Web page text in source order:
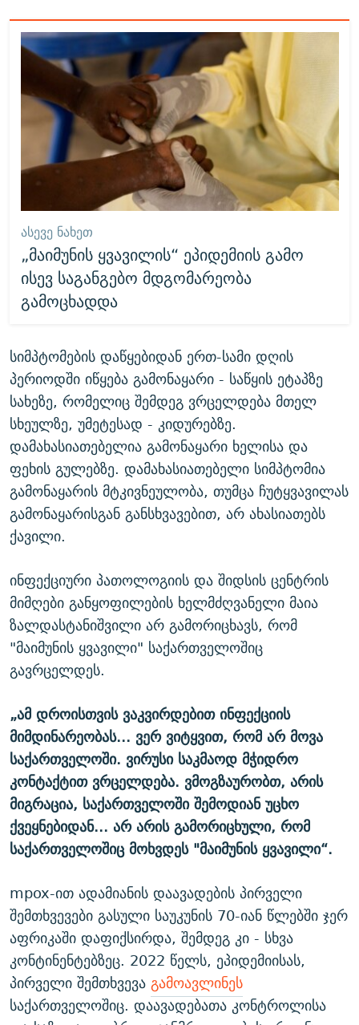
ᲐᲡᲔᲕᲔ ᲜᲐᲮᲔᲗ
„მაიმუნის ყვავილის“ ეპიდემიის გამო
ისევ საგანგებო მდგომარეობა
გამოცხადდა
სიმპტომების დაწყებიდან ერთ-სამი დღის
პერიოდში იწყება გამონაყარი - საწყის ეტაპზე
სახეზე, რომელიც შემდეგ ვრცელდება მთელ
სხეულზე, უმეტესად - კიდურებზე.
დამახასიათებელია გამონაყარი ხელისა და
ფეხის გულებზე. დამახასიათებელი სიმპტომია
გამონაყარის მტკივნეულობა, თუმცა ჩუტყვავილას
გამონაყარისგან განსხვავებით, არ ახასიათებს
ქავილი.
ინფექციური პათოლოგიის და შიდსის ცენტრის
მიმღები განყოფილების ხელმძღვანელი მაია
ზალდასტანიშვილი არ გამორიცხავს, რომ
"მაიმუნის ყვავილი" საქართველოშიც
გავრცელდეს.
„ამ დროისთვის ვაკვირდებით ინფექციის
მიმდინარეობას... ვერ ვიტყვით, რომ არ მოვა
საქართველოში. ვირუსი საკმაოდ მჭიდრო
კონტაქტით ვრცელდება. ვმოგზაურობთ, არის
მიგრაცია, საქართველოში შემოდიან უცხო
ქვეყნებიდან... არ არის გამორიცხული, რომ
საქართველოშიც მოხვდეს "მაიმუნის ყვავილი“.
mpox-ით ადამიანის დაავადების პირველი
შემთხვევები გასული საუკუნის 70-იან წლებში ჯერ
აფრიკაში დაფიქსირდა, შემდეგ კი - სხვა
კონტინენტებზეც. 2022 წელს, ეპიდემიისას,
პირველი შემთხვევაგამოავლინეს
საქართველოშიც. დაავადებათა კონტროლისა